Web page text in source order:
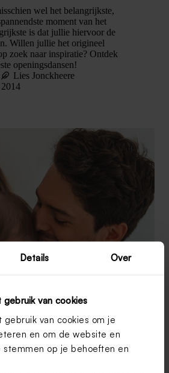
Details Over
van cookies
van cookies om je
en om de website en
op je behoeften en
wel het belangrijkste,
moment van het
is dat jullie hiervoor de
Willen jullie het origineel
zoek naar inspiratie? Ontdek
openingsdansen!
Lies Jonckheere
2014